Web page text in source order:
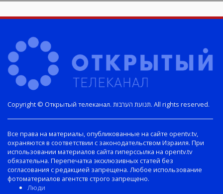
Copyright © Открытый телеканал. תנועת הערבות. All rights reserved.
Все права на материалы, опубликованные на сайте opentv.tv,
охраняются в соответствии с законодательством Израиля. При
использовании материалов сайта гиперссылка на opentv.tv
обязательна. Перепечатка эксклюзивных статей без
согласования с редакцией запрещена. Любое использование
фотоматериалов агентств строго запрещено.
Люди